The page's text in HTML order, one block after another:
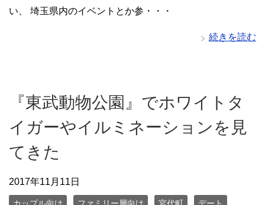
い、 埼玉県内のイベントとか参・・・
続きを読む
『東武動物公園』でホワイトタ
イガーやイルミネーションを見
てきた
2017年11月11日
カップル向け ファミリー層向け 宮代町 デート